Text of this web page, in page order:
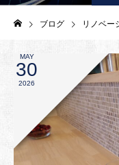
ブログ リノベー
MAY
30
2026